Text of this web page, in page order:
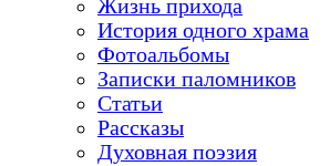
Жизнь прихода
История одного храма
Фотоальбомы
Записки паломников
Статьи
Рассказы
Духовная поэзия